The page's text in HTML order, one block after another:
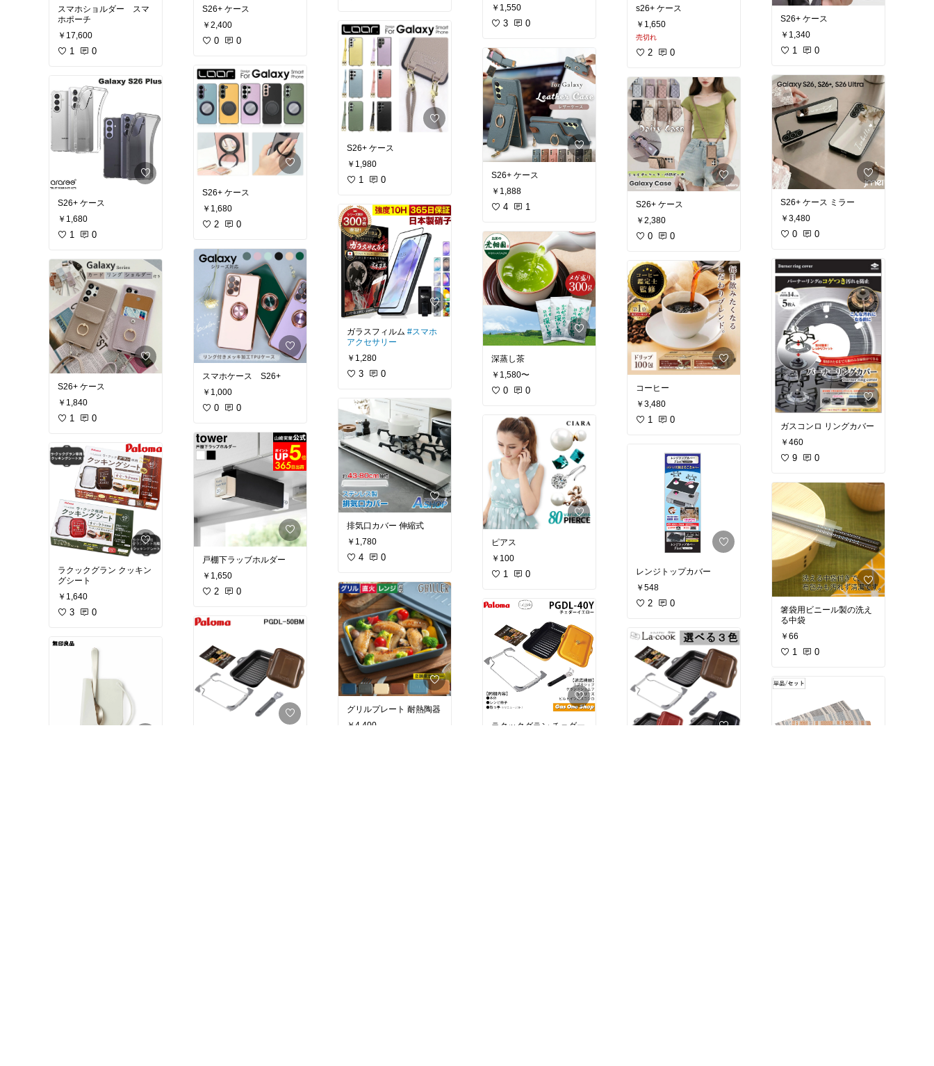
スマホショルダー スマ
ホポーチ
￥17,600
1 0
S26+ ケース
￥1,680
1 0
S26+ ケース
￥1,840
1 0
ラクックグラン クッキン
グシート
￥1,640
3 0
S26+ ケース
￥2,400
0 0
S26+ ケース
￥1,680
2 0
スマホケース S26+
￥1,000
0 0
戸棚下ラッブホルダー
￥1,650
2 0
S26+ ケース
￥1,980
1 0
ガラスフィルム #スマホ
アクセサリー
￥1,280
3 0
排気口カバー 伸縮式
￥1,780
4 0
グリルプレート 耐熱陶器
￥4,400
￥1,550
3 0
S26+ ケース
￥1,888
4 1
深蒸し茶
￥1,580〜
0 0
ピアス
￥100
1 0
ラクックグラン チェダー
s26+ ケース
￥1,650
売切れ
2 0
S26+ ケース
￥2,380
0 0
コーヒー
￥3,480
1 0
レンジトップカバー
￥548
2 0
S26+ ケース
￥1,340
1 0
S26+ ケース ミラー
￥3,480
0 0
ガスコンロ リングカバー
￥460
9 0
箸袋用ビニール製の洗え
る中袋
￥66
1 0